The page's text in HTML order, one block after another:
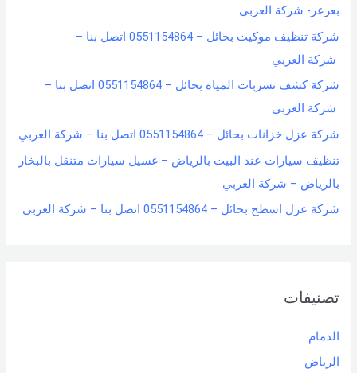
بعرعر- شركة العربي
شركة تنظيف موكيت بحائل – 0551154864 اتصل بنا –
شركة العربي
شركة كشف تسربات المياه بحائل – 0551154864 اتصل بنا –
شركة العربي
شركة عزل خزانات بحائل – 0551154864 اتصل بنا – شركة العربي
تنظيف سيارات عند البيت بالرياض – غسيل سيارات متنقل بالبخار
بالرياض – شركة العربي
شركة عزل اسطح بحائل – 0551154864 اتصل بنا – شركة العربي
تصنيفات
الدمام
الرياض